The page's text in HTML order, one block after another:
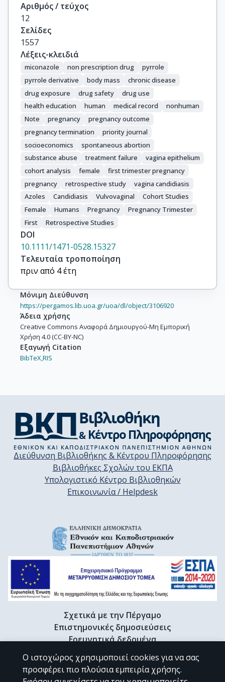
Αριθμός / τεύχος
12
Σελίδες
1557
Λέξεις-κλειδιά
miconazole non prescription drug
pyrrole
pyrrole derivative
body mass
chronic disease
drug exposure
drug safety
drug use
health education
human medical record
nonhuman
Note
pregnancy
pregnancy outcome
pregnancy termination
priority journal
socioeconomics
spontaneous abortion
substance abuse
treatment failure
vagina epithelium
cohort analysis
female
first trimester pregnancy
pregnancy
retrospective study
vagina candidiasis
Azoles
Candidiasis Vulvovaginal
Cohort Studies
Female
Humans Pregnancy
Pregnancy Trimester
First
Retrospective Studies
DOI
10.1111/1471-0528.15327
Τελευταία τροποποίηση
πριν από 4 έτη
Μόνιμη Διεύθυνση
https://pergamos.lib.uoa.gr/uoa/dl/object/3106920
Άδεια χρήσης
Creative Commons Αναφορά Δημιουργού-Μη Εμπορική
Χρήση 4.0 (CC-BY-NC)
Εξαγωγή Citation
BibTeX,RIS
Διεύθυνση Βιβλιοθήκης & Κέντρου Πληροφόρησης
Βιβλιοθήκες Σχολών του ΕΚΠΑ
Υπολογιστικό Κέντρο Βιβλιοθηκών
Επικοινωνία / Helpdesk
Σχετικά με την Πέργαμο
Επιστημονικές δημοσιεύσεις
Ερευνητικά δεδομένα
Διδακτορικές διατριβές & Γκρίζα βιβλιογραφία
Προφίλ Ερευνητή
Ο ιστοχώρος χρησιμοποιεί cookies για να σας
προσφέρει πιο πλούσια εμπειρία χρήσης.